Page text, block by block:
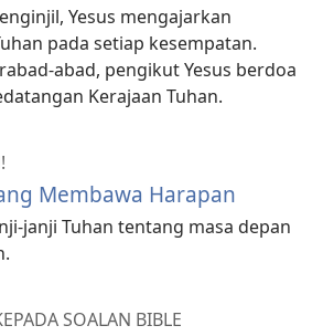
Yesus mengajarkan
pada setiap kesempatan.
abad, pengikut Yesus berdoa
Kerajaan Tuhan.
Membawa Harapan
janji Tuhan tentang masa depan
SOALAN BIBLE